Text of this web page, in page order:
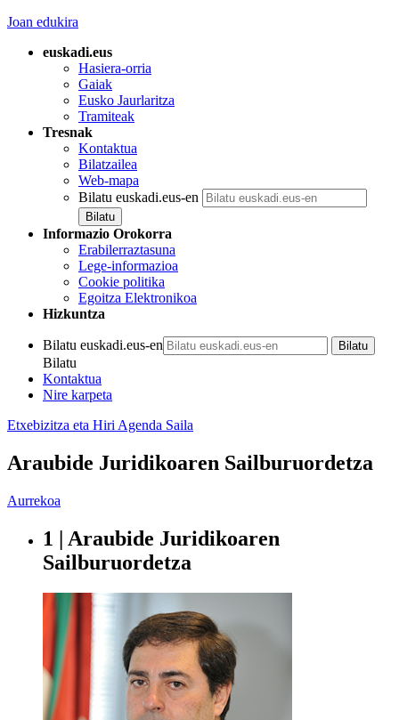
Joan edukira
euskadi.eus
Hasiera-orria
Gaiak
Eusko Jaurlaritza
Tramiteak
Tresnak
Kontaktua
Bilatzailea
Web-mapa
Bilatu euskadi.eus-en
Informazio Orokorra
Erabilerraztasuna
Lege-informazioa
Cookie politika
Egoitza Elektronikoa
Hizkuntza
Bilatu euskadi.eus-en
Bilatu
Kontaktua
Nire karpeta
Etxebizitza eta Hiri Agenda Saila
Araubide Juridikoaren Sailburuordetza
Aurrekoa
1 | Araubide Juridikoaren
Sailburuordetza